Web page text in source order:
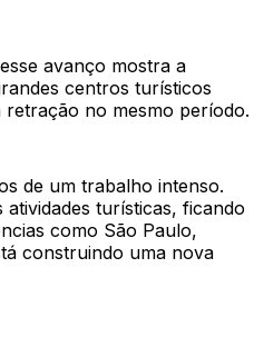
avanço mostra a
centros turísticos
no mesmo período.
de um trabalho intenso.
turísticas, ficando
como São Paulo,
construindo uma nova